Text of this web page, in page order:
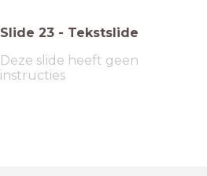
Slide 23 - Tekstslide
Deze slide heeft geen
instructies